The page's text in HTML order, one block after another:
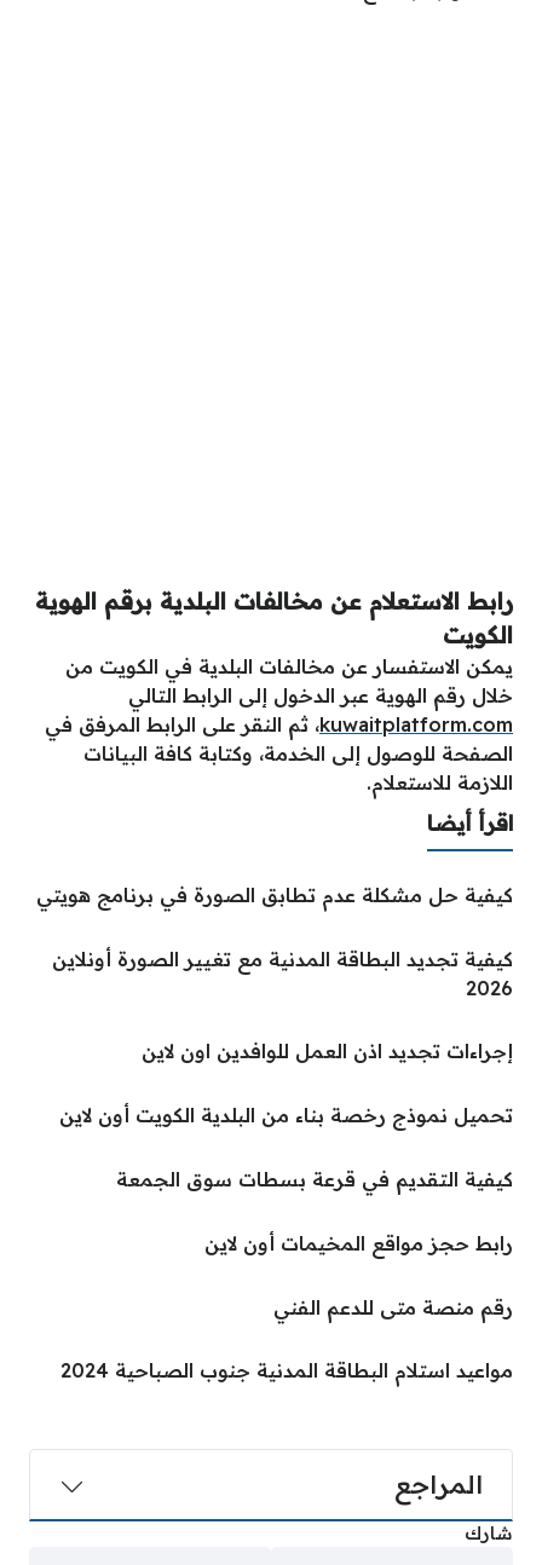
رابط الاستعلام عن مخالفات البلدية برقم الهوية
الكويت
يمكن الاستفسار عن مخالفات البلدية في الكويت من
خلال رقم الهوية عبر الدخول إلى الرابط التالي
kuwaitplatform.com، ثم النقر على الرابط المرفق في
الصفحة للوصول إلى الخدمة، وكتابة كافة البيانات
اللازمة للاستعلام.
اقرأ أيضا
كيفية حل مشكلة عدم تطابق الصورة في برنامج هويتي
كيفية تجديد البطاقة المدنية مع تغيير الصورة أونلاين
2026
إجراءات تجديد اذن العمل للوافدين اون لاين
تحميل نموذج رخصة بناء من البلدية الكويت أون لاين
كيفية التقديم في قرعة بسطات سوق الجمعة
رابط حجز مواقع المخيمات أون لاين
رقم منصة متى للدعم الفني
مواعيد استلام البطاقة المدنية جنوب الصباحية 2024
المراجع
شارك